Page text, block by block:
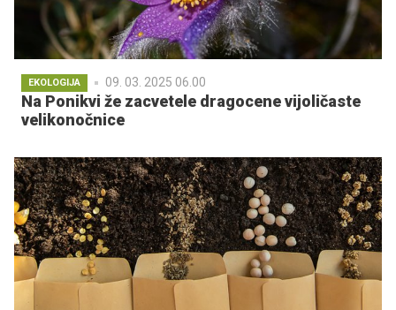
EKOLOGIJA 09. 03. 2025 06.00
Na Ponikvi že zacvetele dragocene vijoličaste
velikonočnice